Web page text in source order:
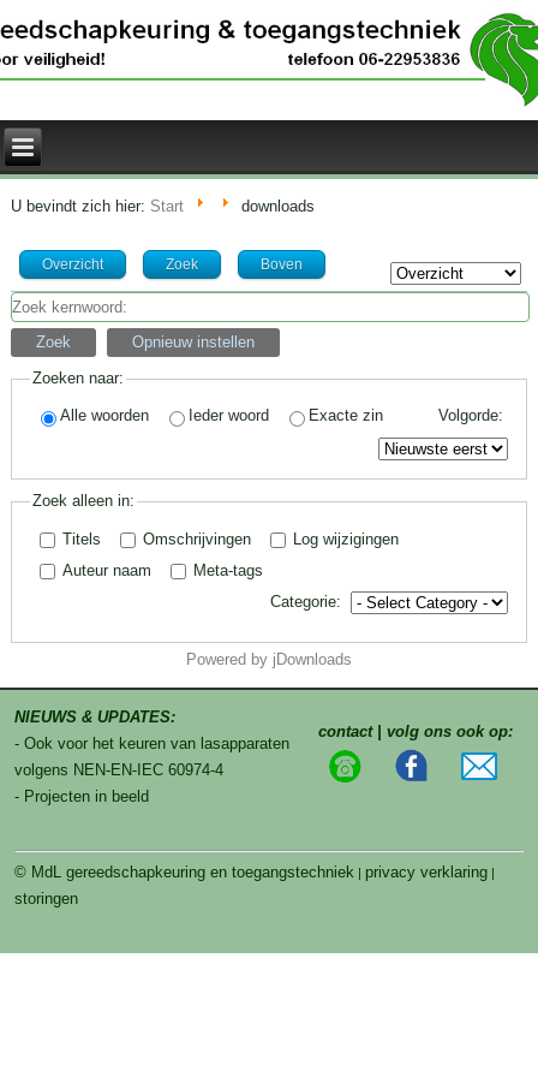
U bevindt zich hier: Start downloads
Overzicht Zoek Boven
Zoek
kernwoord:
Zoek
Opnieuw instellen
Zoeken naar:
Alle woorden Ieder woord Exacte zin Volgorde:
Zoek alleen in:
Titels Omschrijvingen
Log wijzigingen
Auteur naam
Meta-tags
Categorie:
Powered by jDownloads
NIEUWS & UPDATES:
- Ook voor het keuren van lasapparaten
volgens NEN-EN-IEC 60974-4
- Projecten in beeld
contact | volg ons ook op:
© MdL gereedschapkeuring en toegangstechniek privacy verklaring
storingen